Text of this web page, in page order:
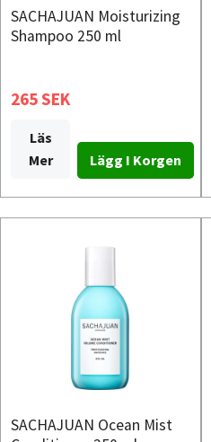
SACHAJUAN Moisturizing
Shampoo 250 ml
265 SEK
Läs
Mer
SACHAJUAN Ocean Mist